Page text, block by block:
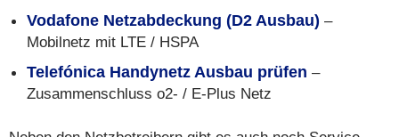
Vodafone Netzabdeckung (D2 Ausbau) –
Mobilnetz mit LTE / HSPA
Telefónica Handynetz Ausbau prüfen –
Zusammenschluss o2- / E-Plus Netz